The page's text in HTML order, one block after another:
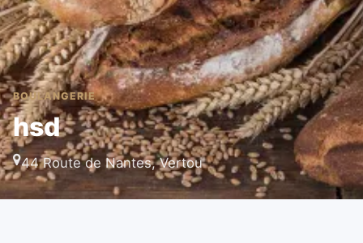
BOULANGERIE
hsd
44 Route de Nantes, Vertou